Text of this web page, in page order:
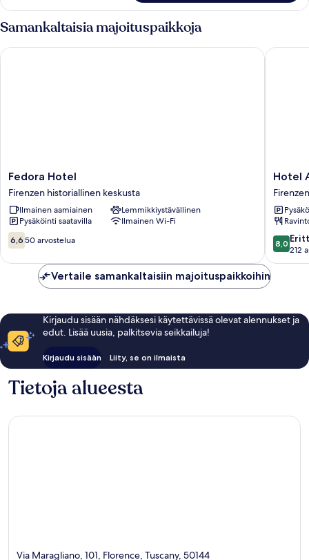
huone
Samankaltaisia majoituspaikkoja
Fedora
Hotel
Firenzen
historiallinen
keskusta
Fedora Hotel
Firenzen historiallinen keskusta
Ilmainen aamiainen
Lemmikkiystävällinen
Pysäköinti saatavilla
Ilmainen Wi-Fi
6.6
kautta
10,
arvostelua
6,6 50 arvostelua
Fedora Hotel
Hotel
Firenzen
keskusta
Hotel
8.0
kautta
10,
8,0
212
Hotel
Vertaile samankaltaisiin majoituspaikkoihin
Kirjaudu sisään nähdäksesi käytettävissä olevat alennukset ja
edut. Lisää uusia, palkitsevia seikkailuja!
Kirjaudu sisään Liity, se on ilmaista
Tietoja alueesta
Via Maragliano, 101, Florence, Tuscany, 50144